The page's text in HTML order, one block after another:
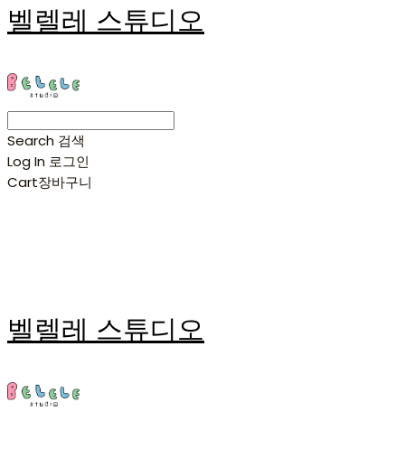
벨렐레 스튜디오
Search 검색
Log In 로그인
Cart장바구니
벨렐레 스튜디오